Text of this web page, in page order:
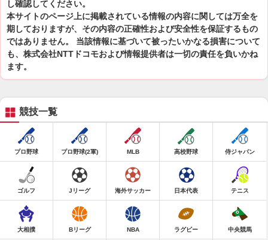
し確認してください。
本サイトのページ上に掲載されている情報の内容に関しては万全を
期しておりますが、その内容の正確性および安全性を保証するもの
ではありません。 当該情報に基づいて被ったいかなる損害について
も、株式会社NTTドコモおよび情報提供者は一切の責任を負いかね
ます。
競技一覧
プロ野球 プロ野球(2軍) MLB 高校野球 侍ジャパン
ゴルフ Jリーグ 海外サッカー 日本代表 テニス
大相撲 Bリーグ NBA ラグビー 中央競馬